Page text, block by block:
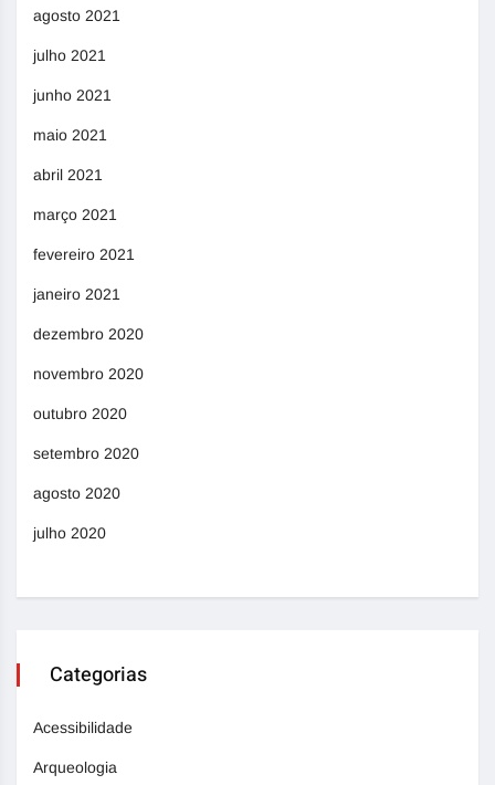
agosto 2021
julho 2021
junho 2021
maio 2021
abril 2021
março 2021
fevereiro 2021
janeiro 2021
dezembro 2020
novembro 2020
outubro 2020
setembro 2020
agosto 2020
julho 2020
Categorias
Acessibilidade
Arqueologia